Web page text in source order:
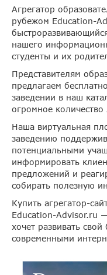
Агрегатор
рубежом Education-
нашего
студенты и их
Представителям
предлагаем
заведении в наш
огромное
Наша виртуальная
заведению
потенциальными
информировать
предложений и
собирать полезную
Купить агрегатор-
Education-Advisor.ru
хочет развивать
современными